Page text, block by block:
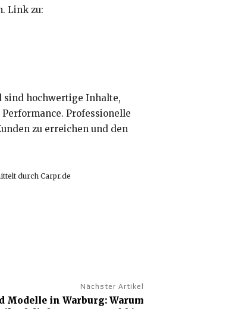
Link zu:
sind hochwertige Inhalte,
Professionelle
zu erreichen und den
durch Carpr.de
Nächster Artikel
Modelle in Warburg: Warum